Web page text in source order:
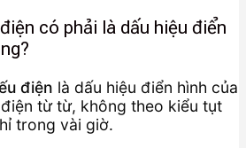
có phải là dấu hiệu điển
điện là dấu hiệu điển hình của
từ từ, không theo kiểu tụt
trong vài giờ.